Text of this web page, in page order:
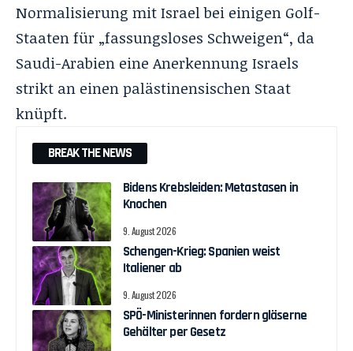
Normalisierung mit Israel bei einigen Golf-
Staaten für „fassungsloses Schweigen“, da
Saudi-Arabien eine Anerkennung Israels
strikt an einen palästinensischen Staat
knüpft.
BREAK THE NEWS
Bidens Krebsleiden: Metastasen in
Knochen
9. August 2026
Schengen-Krieg: Spanien weist
Italiener ab
9. August 2026
SPÖ-Ministerinnen fordern gläserne
Gehälter per Gesetz